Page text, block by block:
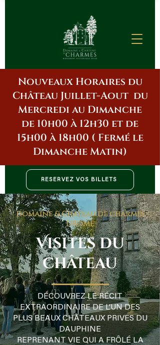
Nouveaux Horaires du
Château Juillet-Aout du
Mercredi au Dimanche
de 10h00 à 12h30 et de
15h00 à 18h00 ( Fermé le
Dimanche Matin)
RÉSERVEZ VOS BILLETS
Domaine & Château de charmes
DRÔME
Visites du
château
DÉCOUVREZ LE RÉCIT
EXTRAORDINAIRE DE L’UN DES
PLUS BEAUX CHÂTEAUX PRIVES DU
DAUPHINE
REPRENANT VIE QUI A FRÔLÉ LA